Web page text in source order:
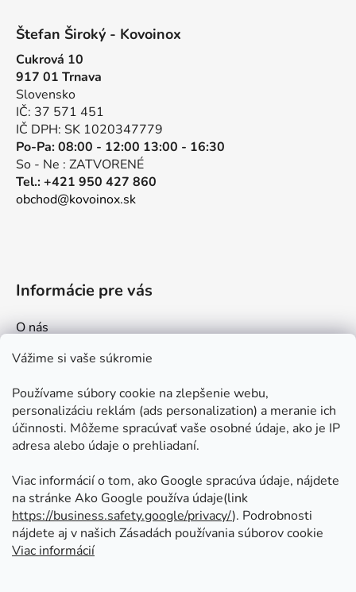
Vážime si vaše súkromie
Používame súbory cookie na zlepšenie webu,
personalizáciu reklám (ads personalization) a meranie ich
účinnosti. Môžeme spracúvať vaše osobné údaje, ako je IP
adresa alebo údaje o prehliadaní.
Viac informácií o tom, ako Google spracúva údaje, nájdete
na stránke Ako Google používa údaje(link
https://business.safety.google/privacy/⁩). Podrobnosti
nájdete aj v našich Zásadách používania súborov cookie
Viac informácií
Štefan Široký - Kovoinox
Cukrová 10
917 01 Trnava
Slovensko
IČ: 37 571 451
IČ DPH: SK 1020347779
Po-Pa: 08:00 - 12:00 13:00 - 16:30
So - Ne : ZATVORENÉ
Tel.: +421 950 427 860
obchod@kovoinox.sk
Informácie pre vás
O nás
Kontakt
Ako nakupovať
Obchodné podmienky
Ochrana osobných údajov
Odstúpenie od zmluvy
Prijímame online platby